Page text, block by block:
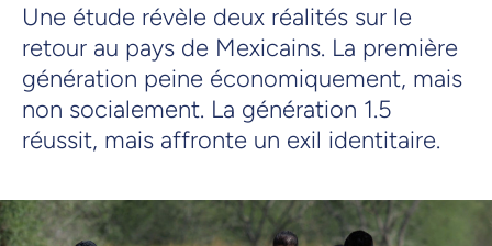
Une étude révèle deux réalités sur le
retour au pays de Mexicains. La première
génération peine économiquement, mais
non socialement. La génération 1.5
réussit, mais affronte un exil identitaire.